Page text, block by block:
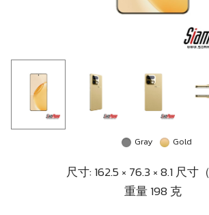
Gray Gold
尺寸: 162.5 × 76.3 × 8.1 尺寸
重量 198 克